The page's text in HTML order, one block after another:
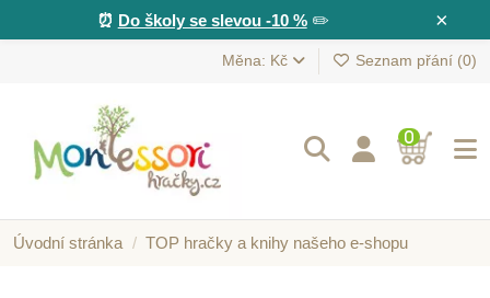
×
⏰ Do školy se slevou -10 %✏️
Měna: Kč Seznam přání (0)
0
Úvodní stránka TOP hračky a knihy našeho e-shopu